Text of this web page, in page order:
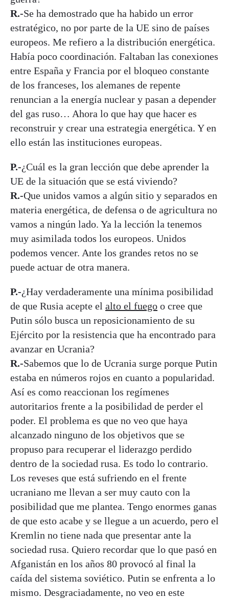
R.-Se ha demostrado que ha habido un error
estratégico, no por parte de la UE sino de países
europeos. Me refiero a la distribución energética.
Había poco coordinación. Faltaban las conexiones
entre España y Francia por el bloqueo constante
de los franceses, los alemanes de repente
renuncian a la energía nuclear y pasan a depender
del gas ruso… Ahora lo que hay que hacer es
reconstruir y crear una estrategia energética. Y en
ello están las instituciones europeas.
P.-¿Cuál es la gran lección que debe aprender la
UE de la situación que se está viviendo?
R.-Que unidos vamos a algún sitio y separados en
materia energética, de defensa o de agricultura no
vamos a ningún lado. Ya la lección la tenemos
muy asimilada todos los europeos. Unidos
podemos vencer. Ante los grandes retos no se
puede actuar de otra manera.
P.-¿Hay verdaderamente una mínima posibilidad
de que Rusia acepte el alto el fuego o cree que
Putin sólo busca un reposicionamiento de su
Ejército por la resistencia que ha encontrado para
avanzar en Ucrania?
R.-Sabemos que lo de Ucrania surge porque Putin
estaba en números rojos en cuanto a popularidad.
Así es como reaccionan los regímenes
autoritarios frente a la posibilidad de perder el
poder. El problema es que no veo que haya
alcanzado ninguno de los objetivos que se
propuso para recuperar el liderazgo perdido
dentro de la sociedad rusa. Es todo lo contrario.
Los reveses que está sufriendo en el frente
ucraniano me llevan a ser muy cauto con la
posibilidad que me plantea. Tengo enormes ganas
de que esto acabe y se llegue a un acuerdo, pero el
Kremlin no tiene nada que presentar ante la
sociedad rusa. Quiero recordar que lo que pasó en
Afganistán en los años 80 provocó al final la
caída del sistema soviético. Putin se enfrenta a lo
mismo. Desgraciadamente, no veo en este